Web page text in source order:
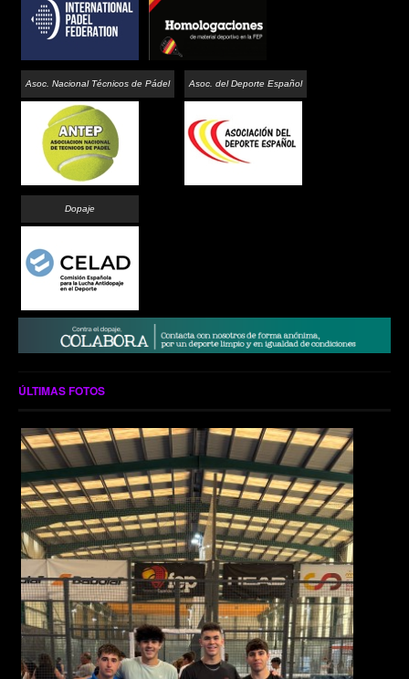
Asoc. Nacional Técnicos de Pádel Asoc. del Deporte Español
Dopaje
ÚLTIMAS FOTOS